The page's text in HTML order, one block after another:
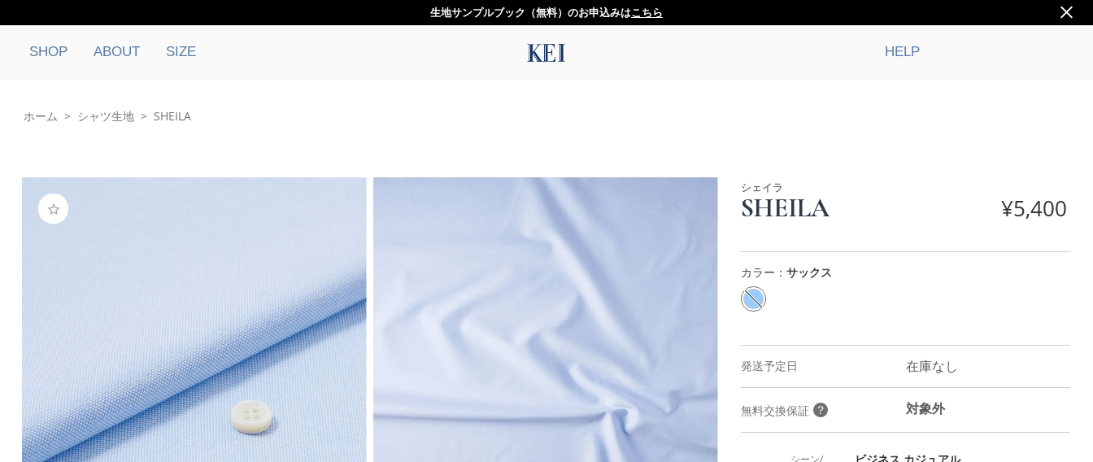
生地サンプルブック（無料）のお申込みはこちら
SHOP ABOUT SIZE HELP
ホーム > シャツ生地 > SHEILA
シェイラ
SHEILA ¥5,400
カラー：サックス
発送予定日 在庫なし
無料交換保証 ？ 対象外
シーン/